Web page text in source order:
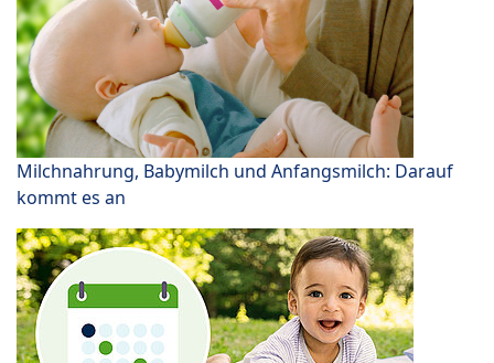
Milchnahrung, Babymilch und Anfangsmilch: Darauf
kommt es an